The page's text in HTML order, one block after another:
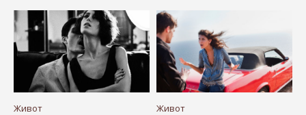
Живот Живот